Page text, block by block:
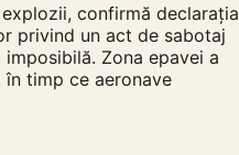
confirmă declarația
privind un act de sabotaj
Zona epavei a
timp ce aeronave